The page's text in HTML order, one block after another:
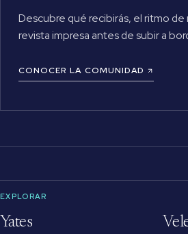
Descubre qué recibirás, el ritmo de
revista impresa antes de subir a
CONOCER LA COMUNIDAD
EXPLORAR
Yates